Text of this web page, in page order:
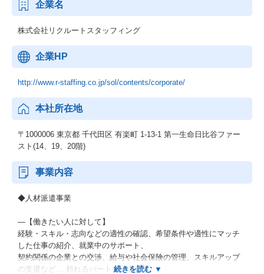
企業名
株式会社リクルートスタッフィング
企業HP
http://www.r-staffing.co.jp/sol/contents/corporate/
本社所在地
〒1000006 東京都 千代田区 有楽町 1-13-1 第一生命日比谷ファー
スト(14、19、20階)
事業内容
◆人材派遣事業
―【働きたい人に対して】
経験・スキル・志向などの適性の確認、希望条件や適性にマッチ
した仕事の紹介、就業中のサポート、
契約関係の企業との交渉、給与や社会保険の管理、スキルアップ
の支援など… 頼れるパートナーとして。